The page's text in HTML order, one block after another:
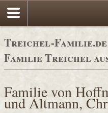
Treichel-
Familie Treichel
Familie von
und Altmann,